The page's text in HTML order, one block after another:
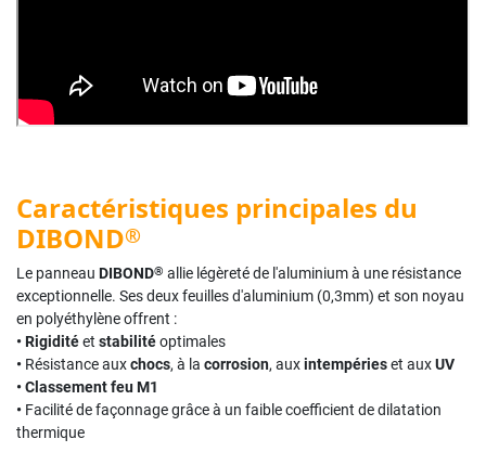
Caractéristiques principales du
DIBOND®
Le panneau DIBOND® allie légèreté de l'aluminium à une résistance
exceptionnelle. Ses deux feuilles d'aluminium (0,3mm) et son noyau
en polyéthylène offrent :
• Rigiditéet stabilitéoptimales
• Résistance auxchocs, à la corrosion, auxintempérieset auxUV
• Classement feu M1
• Facilité de façonnage grâce à un faible coefficient de dilatation
thermique